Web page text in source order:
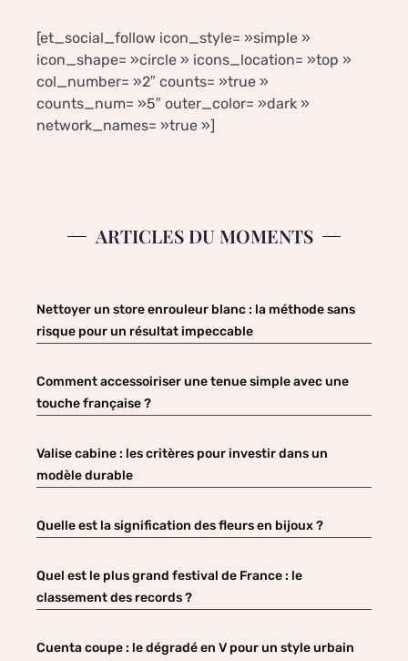
[et_social_follow icon_style= »simple »
icon_shape= »circle » icons_location= »top »
col_number= »2″ counts= »true »
counts_num= »5″ outer_color= »dark »
network_names= »true »]
ARTICLES DU MOMENTS
Nettoyer un store enrouleur blanc : la méthode sans
risque pour un résultat impeccable
Comment accessoiriser une tenue simple avec une
touche française ?
Valise cabine : les critères pour investir dans un
modèle durable
Quelle est la signification des fleurs en bijoux ?
Quel est le plus grand festival de France : le
classement des records ?
Cuenta coupe : le dégradé en V pour un style urbain